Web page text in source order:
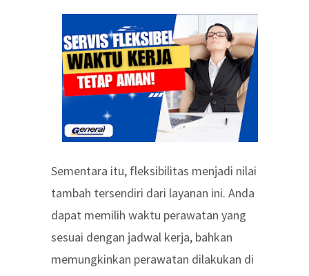
Sementara itu, fleksibilitas menjadi nilai
tambah tersendiri dari layanan ini. Anda
dapat memilih waktu perawatan yang
sesuai dengan jadwal kerja, bahkan
memungkinkan perawatan dilakukan di